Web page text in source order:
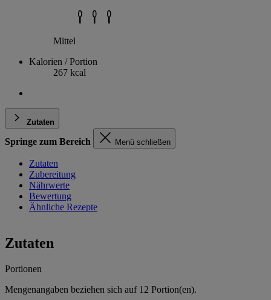
Mittel
Kalorien / Portion
267 kcal
Zutaten
Springe zum Bereich Menü schließen
Zutaten
Zubereitung
Nährwerte
Bewertung
Ähnliche Rezepte
Zutaten
Portionen
Mengenangaben beziehen sich auf 12 Portion(en).